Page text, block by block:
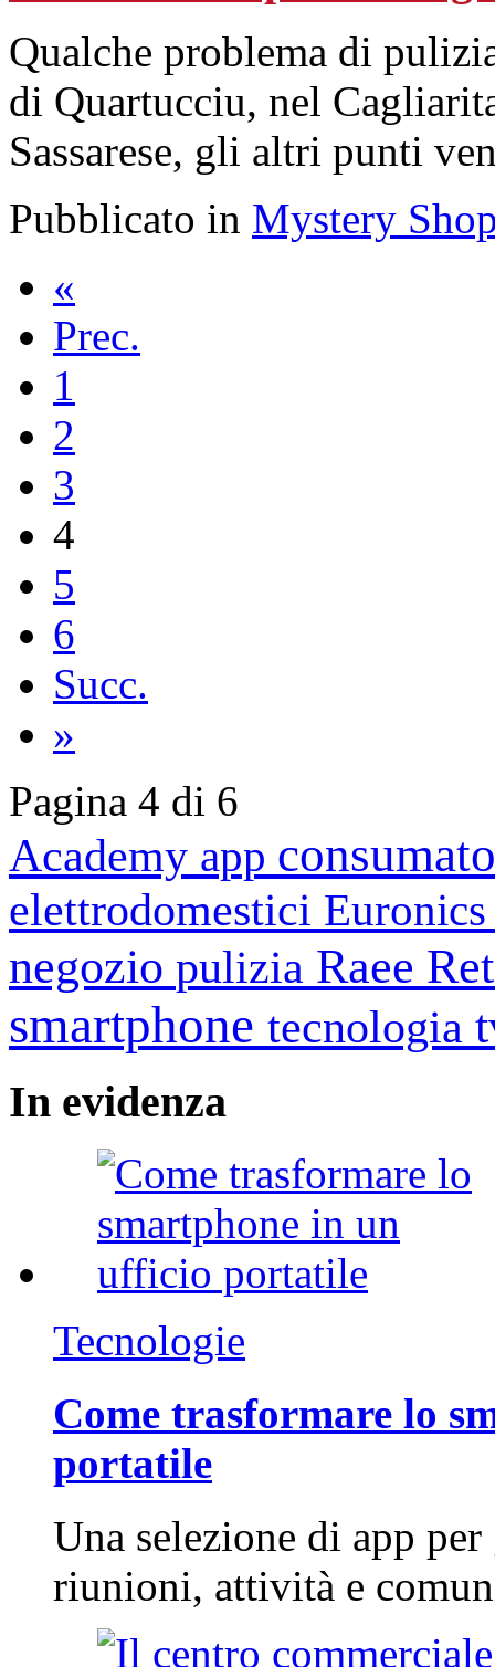
Qualche problema di
di Quartucciu, nel
Sassarese, gli altri punti
Pubblicato in Mystery
«
Prec.
1
2
3
4
5
6
Succ.
»
Pagina 4 di 6
Academy app
elettrodomestici
negozio pulizia Raee
smartphone tecnologia
In evidenza
Tecnologie
Come trasformare lo
portatile
Una selezione di app
riunioni, attività e